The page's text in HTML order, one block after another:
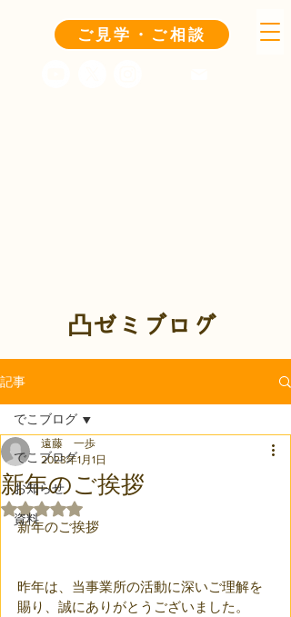
ご見学・ご相談
凸ゼミブログ
記事
でこブログ
お知らせ
資料
でこブログ
新年のご挨拶
遠藤 一歩
2023年1月1日
5つ星のうちNaNと評価されています。
新年のご挨拶
昨年は、当事業所の活動に深いご理解を
賜り、誠にありがとうございました。